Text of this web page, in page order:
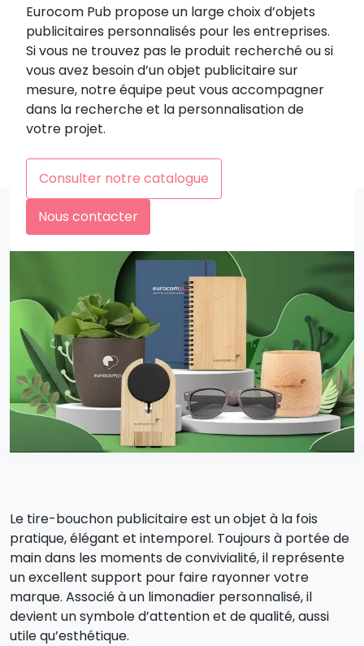
Eurocom Pub propose un large choix d’objets
publicitaires personnalisés pour les entreprises.
Si vous ne trouvez pas le produit recherché ou si
vous avez besoin d’un objet publicitaire sur
mesure, notre équipe peut vous accompagner
dans la recherche et la personnalisation de
votre projet.
Consulter notre catalogue
Nous contacter
Le tire-bouchon publicitaire est un objet à la fois
pratique, élégant et intemporel. Toujours à portée de
main dans les moments de convivialité, il représente
un excellent support pour faire rayonner votre
marque. Associé à un limonadier personnalisé, il
devient un symbole d’attention et de qualité, aussi
utile qu’esthétique.